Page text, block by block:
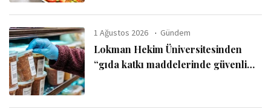
1 Ağustos 2026 Gündem
Lokman Hekim Üniversitesinden
“gıda katkı maddelerinde güvenli